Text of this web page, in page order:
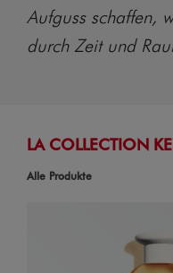
Aufguss schaffen,
durch Zeit und
LA COLLECTION
Alle Produkte